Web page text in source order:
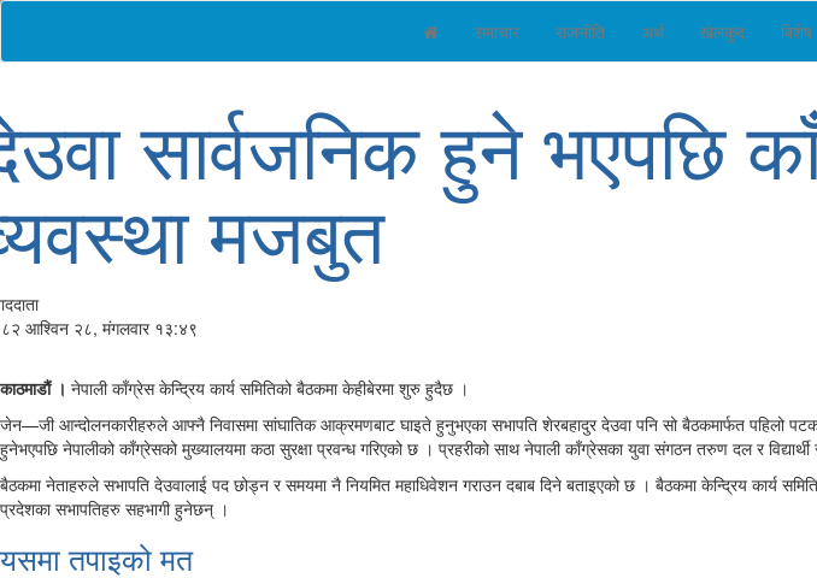
समाचार राजनीति अर्थ खेलकुद बिशेष
सार्वजनिक हुने भएपछि
मजबुत
आश्विन २८, मंगलवार १३:४९
काठमाडौं । नेपाली काँग्रेस केन्द्रिय कार्य समितिको बैठकमा केहीबेरमा शुरु हुदैछ ।
जेन—जी आन्दोलनकारीहरुले आफ्नै निवासमा सांघातिक आक्रमणबाट घाइते हुनुभएका सभापति शेरबहादुर देउवा पनि सो बैठकमार्फत पहिलो
हुनेभएपछि नेपालीको काँग्रेसको मुख्यालयमा कठा सुरक्षा प्रवन्ध गरिएको छ । प्रहरीको साथ नेपाली काँग्रेसका युवा संगठन तरुण दल र
बैठकमा नेताहरुले सभापति देउवालाई पद छोड्न र समयमा नै नियमित महाधिवेशन गराउन दबाब दिने बताइएको छ । बैठकमा केन्द्रिय कार्य
प्रदेशका सभापतिहरु सहभागी हुनेछन् ।
यसमा तपाइको मत